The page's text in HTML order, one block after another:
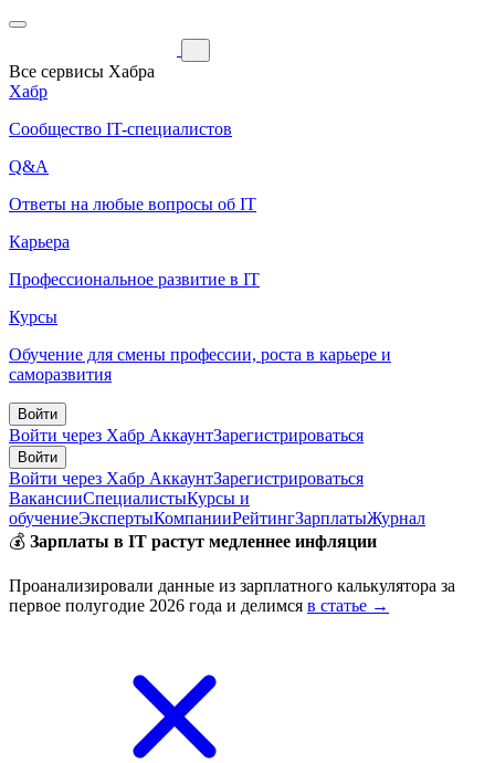
Все сервисы Хабра
Хабр
Сообщество IT-специалистов
Q&A
Ответы на любые вопросы об IT
Карьера
Профессиональное развитие в IT
Курсы
Обучение для смены профессии, роста в карьере и
саморазвития
Войти
Войти через Хабр АккаунтЗарегистрироваться
Войти
Войти через Хабр АккаунтЗарегистрироваться
ВакансииСпециалистыКурсы и
обучениеЭкспертыКомпанииРейтингЗарплатыЖурнал
💰 Зарплаты в IT растут медленнее инфляции
Проанализировали данные из зарплатного калькулятора за
первое полугодие 2026 года и делимся в статье →